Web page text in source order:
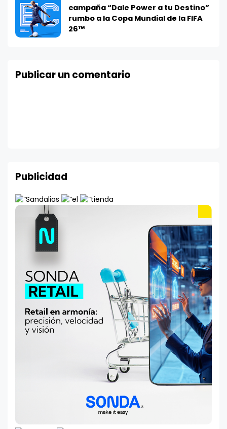
campaña “Dale Power a tu Destino”
rumbo a la Copa Mundial de la FIFA
26™
Publicar un comentario
Publicidad